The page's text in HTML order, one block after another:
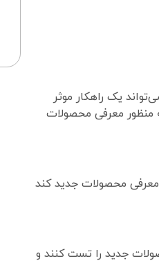
یک راهکار موثر
منظور معرفی محصولات
معرفی محصولات جدید کند
جدید را تست کنند و